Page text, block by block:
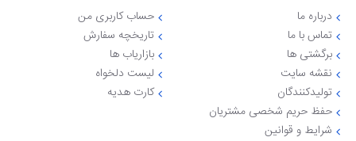
درباره ما
تماس با ما
برگشتی ها
نقشه سایت
تولیدکنندگان
حفظ حریم شخصی مشتریان
شرایط و قوانین
حساب کاربری من
تاریخچه سفارش
بازاریاب ها
لیست دلخواه
کارت هدیه